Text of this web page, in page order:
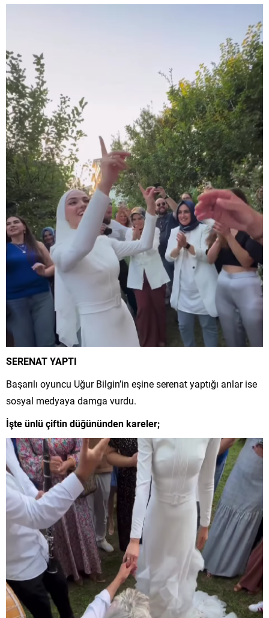
SERENAT YAPTI
Başarılı oyuncu Uğur Bilgin’in eşine serenat yaptığı anlar ise
sosyal medyaya damga vurdu.
İşte ünlü çiftin düğününden kareler;